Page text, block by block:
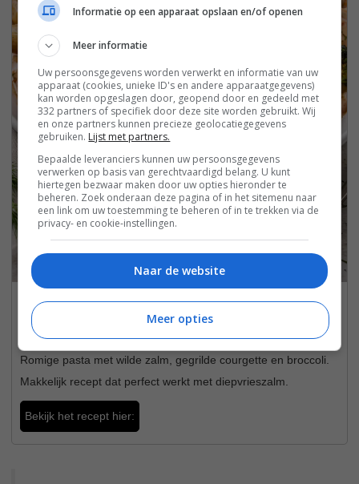
Pasta wilde zalm met gegrilde
groenten
Romige pasta met wilde zalm, gegrilde courgette en broccoli.
Makkelijk recept dat perfect werkt met diepvrieszalm.
Bekijk het recept hier:
Informatie op een apparaat opslaan en/of openen
Meer informatie
Uw persoonsgegevens worden verwerkt en informatie van uw
apparaat (cookies, unieke ID's en andere apparaatgegevens)
kan worden opgeslagen door, geopend door en gedeeld met
332 partners of specifiek door deze site worden gebruikt. Wij
en onze partners kunnen precieze geolocatiegegevens
gebruiken. Lijst met partners.
Bepaalde leveranciers kunnen uw persoonsgegevens
verwerken op basis van gerechtvaardigd belang. U kunt
hiertegen bezwaar maken door uw opties hieronder te
beheren. Zoek onderaan deze pagina of in het sitemenu naar
een link om uw toestemming te beheren of in te trekken via de
privacy- en cookie-instellingen.
Naar de website
Meer opties